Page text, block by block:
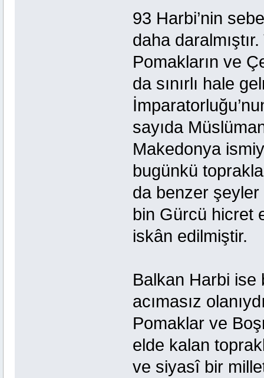
93 Harbi’nin
daha
Pomakların ve
da sınırlı hale
sayıda
Makedonya
bugünkü
da benzer
bin Gürcü hicret
iskân edilmiştir.
Balkan Harbi ise
acımasız
Pomaklar ve
elde kalan
ve siyasî bir